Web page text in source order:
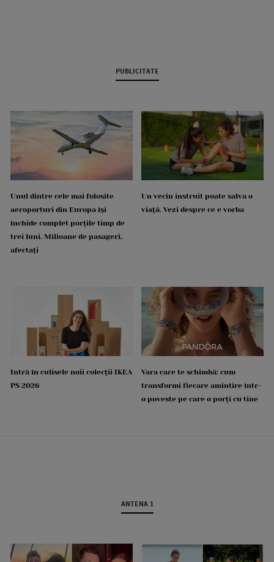
PUBLICITATE
Unul dintre cele mai folosite
aeroporturi din Europa își
închide complet porțile timp de
trei luni. Milioane de pasageri,
afectați
Un vecin instruit poate salva o
viață. Vezi despre ce e vorba
Intră în culisele noii colecții IKEA
PS 2026
Vara care te schimbă: cum
transformi fiecare amintire într-
o poveste pe care o porți cu tine
ANTENA 1